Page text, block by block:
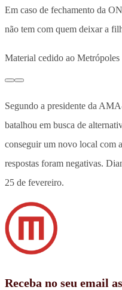
Em caso de fechamento da
não tem com quem deixar a
Material cedido ao Metrópoles
Segundo a presidente da
batalhou em busca de
conseguir um novo local com
respostas foram negativas.
25 de fevereiro.
Receba no seu email